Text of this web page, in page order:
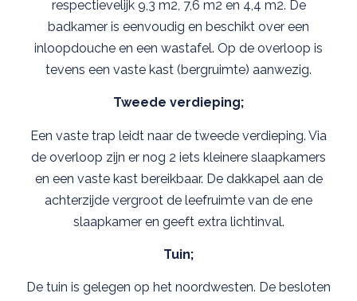
respectievelijk 9,3 m2, 7,6 m2 en 4,4 m2. De
badkamer is eenvoudig en beschikt over een
inloopdouche en een wastafel. Op de overloop is
tevens een vaste kast (bergruimte) aanwezig.
Tweede verdieping;
Een vaste trap leidt naar de tweede verdieping. Via
de overloop zijn er nog 2 iets kleinere slaapkamers
en een vaste kast bereikbaar. De dakkapel aan de
achterzijde vergroot de leefruimte van de ene
slaapkamer en geeft extra lichtinval.
Tuin;
De tuin is gelegen op het noordwesten. De besloten